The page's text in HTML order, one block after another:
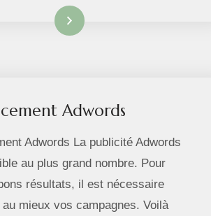
Lire la suite
Adwords
Adwords La publicité Adwords
au plus grand nombre. Pour
résultats, il est nécessaire
au mieux vos campagnes. Voilà